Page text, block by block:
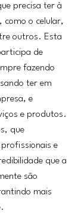
precisa ter à
como o celular,
outros. Esta
de
fazendo
ter em
e
e produtos.
que
e
que a
são
mais